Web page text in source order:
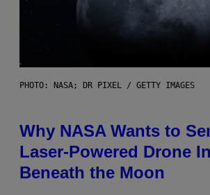
PHOTO: NASA; DR PIXEL / GETTY IMAGES
Why NASA Wants to
Laser-Powered Drone
Beneath the Moon